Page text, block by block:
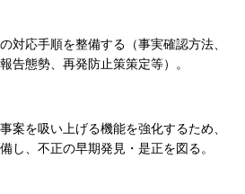
対応手順を整備する（事実確認方法、
告態勢、再発防止策策定等）。
案を吸い上げる機能を強化するため、
し、不正の早期発見・是正を図る。